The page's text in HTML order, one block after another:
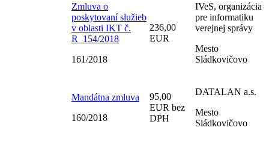
Zmluva o
poskytovaní služieb
v oblasti IKT č.
R_154/2018
161/2018
236,00
EUR
IVeS, organizácia
pre informatiku
verejnej správy
Mesto
Sládkovičovo
Mandátna zmluva
160/2018
95,00
EUR bez
DPH
DATALAN a.s.
Mesto
Sládkovičovo